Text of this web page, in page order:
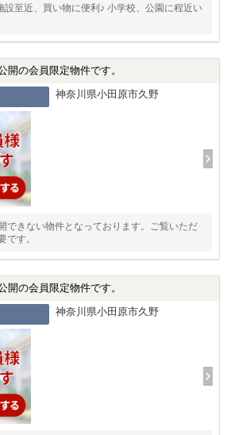
設至近、買い物に便利♪ 小学校、公園に程近い
開の会員限定物件です。
神奈川県小田原市久野
できない物件となっております。ご覧いただ
です。
開の会員限定物件です。
神奈川県小田原市久野